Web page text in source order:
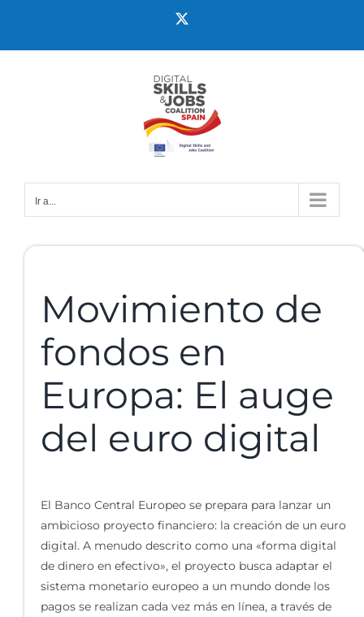
Ir a...
Movimiento de
fondos en
Europa: El auge
del euro digital
El Banco Central Europeo se prepara para lanzar un
ambicioso proyecto financiero: la creación de un euro
digital. A menudo descrito como una «forma digital
de dinero en efectivo», el proyecto busca adaptar el
sistema monetario europeo a un mundo donde los
pagos se realizan cada vez más en línea, a través de